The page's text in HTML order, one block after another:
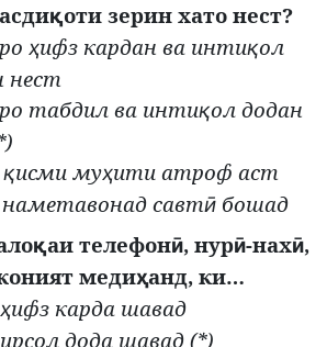
қоти зерин хато нест?
ҳифз кардан ва интиқол
нест
табдил ва интиқол додан
қисми муҳити атроф аст
савтӣ бошад
қаи телефонӣ, нурӣ-нахӣ,
медиҳанд, ки…
ҳифз карда шавад
дода шавад (*)